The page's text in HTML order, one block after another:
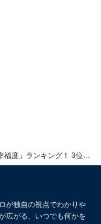
が独自の視点でわかりや
広がる、いつでも何かを